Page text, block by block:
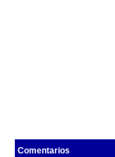
Comentarios